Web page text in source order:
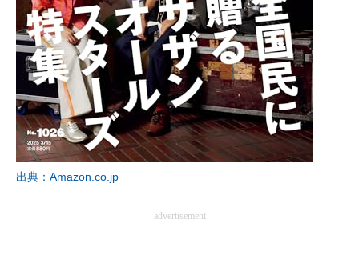
出典：Amazon.co.jp
advertisement